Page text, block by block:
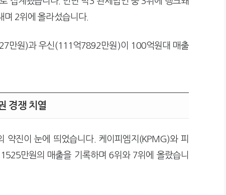
2위에 올라섰습니다.
만원)과 우신(111억7892만원)이 100억원대 매출
경쟁 치열
약진이 눈에 띄었습니다. 케이피엠지(KPMG)와 피
만원의 매출을 기록하며 6위와 7위에 올랐습니